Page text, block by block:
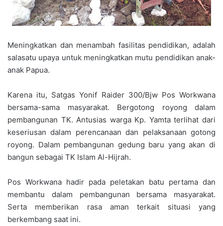
Meningkatkan dan menambah fasilitas pendidikan, adalah
salasatu upaya untuk meningkatkan mutu pendidikan anak-
anak Papua.
Karena itu, Satgas Yonif Raider 300/Bjw Pos Workwana
bersama-sama masyarakat. Bergotong royong dalam
pembangunan TK. Antusias warga Kp. Yamta terlihat dari
keseriusan dalam perencanaan dan pelaksanaan gotong
royong. Dalam pembangunan gedung baru yang akan di
bangun sebagai TK Islam Al-Hijrah.
Pos Workwana hadir pada peletakan batu pertama dan
membantu dalam pembangunan bersama masyarakat.
Serta memberikan rasa aman terkait situasi yang
berkembang saat ini.